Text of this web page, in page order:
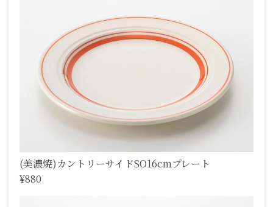
(美濃焼)カントリーサイドSO16cmプレート
¥880